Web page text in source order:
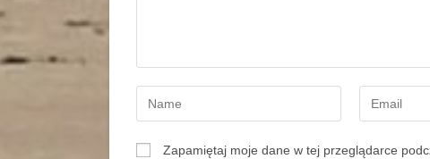
Zapamiętaj moje dane w tej przeglądarce